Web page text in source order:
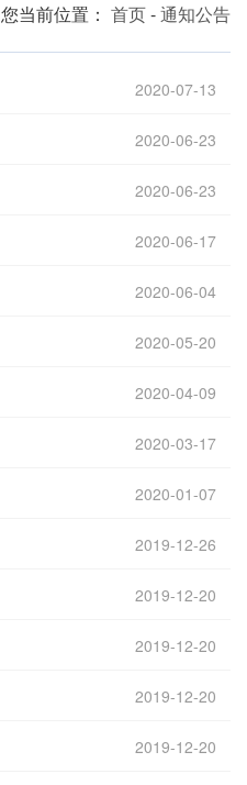
您当前位置： 首页-通知公告
2020-07-13
2020-06-23
2020-06-23
2020-06-17
2020-06-04
2020-05-20
2020-04-09
2020-03-17
2020-01-07
2019-12-26
2019-12-20
2019-12-20
2019-12-20
2019-12-20